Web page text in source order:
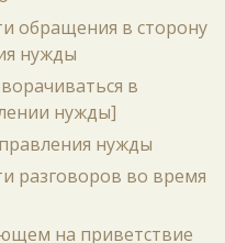
обращения в сторону
нужды
в
нужды]
нужды
разговоров во время
на приветствие